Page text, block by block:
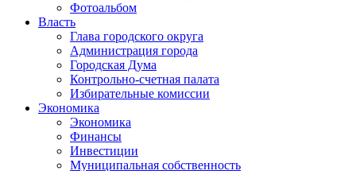
Фотоальбом
Власть
Глава городского округа
Администрация города
Городская Дума
Контрольно-счетная палата
Избирательные комиссии
Экономика
Экономика
Финансы
Инвестиции
Муниципальная собственность